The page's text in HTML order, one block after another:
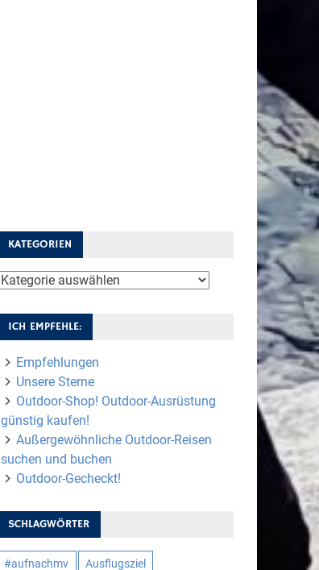
KATEGORIEN
Kategorien
ICH EMPFEHLE:
Empfehlungen
Unsere Sterne
Outdoor-Shop! Outdoor-Ausrüstung
günstig kaufen!
Außergewöhnliche Outdoor-Reisen
suchen und buchen
Outdoor-Gecheckt!
SCHLAGWÖRTER
#aufnachmv Ausflugsziel